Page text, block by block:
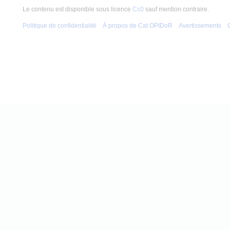
Le contenu est disponible sous licence Cc0 sauf mention contraire.
Politique de confidentialité À propos de Cat OPIDoR Avertissements